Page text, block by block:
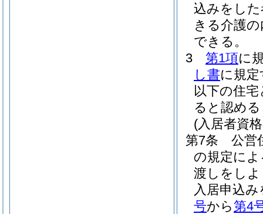
込みをし
きる介護
できる。
3
第1項に
し書に規
以下の住
ると認め
(入居者資
第7条
公営
の規定に
渡しをし
入居申込
号から第4